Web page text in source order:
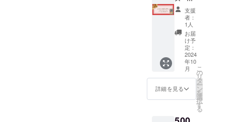
講方
法：オ
ンライ
ンツー
ル
（zoom
）を使
用しま
す。 ・
何名で
も参加
部変更
する場
合がご
ざいま
すの
で、予
めご了
承くだ
さい。
・実施
概要：
限：
マナー
と基本
的な仕
事の進
め方 ー
社会人
として
の心構
ミュニ
ケー
ショ
ン、時
理、問
インス
ポン
サー
（内
容） ・
企業紹
介Time
・企業
パンフ
レット
配布 ・
書籍
「リメ
用」10
支援
者：
1人
お届
け予
定：
2024
年10
月
詳細を見る
こ
の
リ
タ
ー
ン
を
選
択
す
る